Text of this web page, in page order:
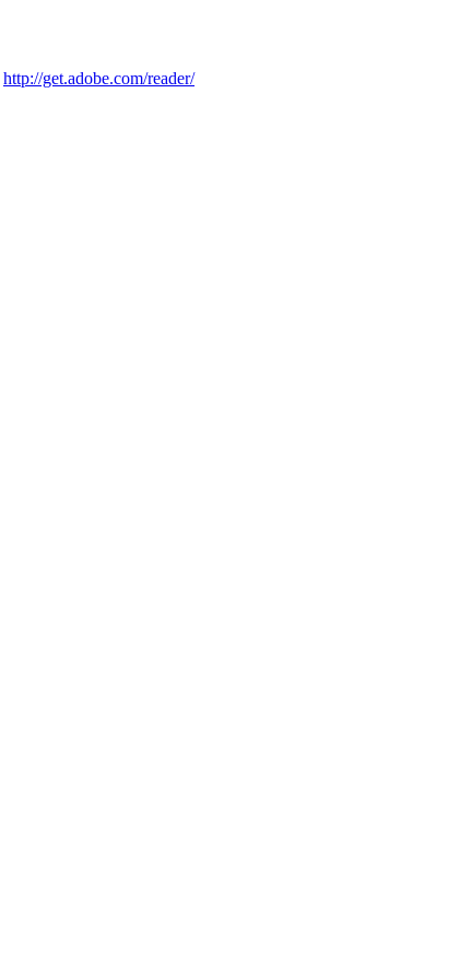
http://get.adobe.com/reader/